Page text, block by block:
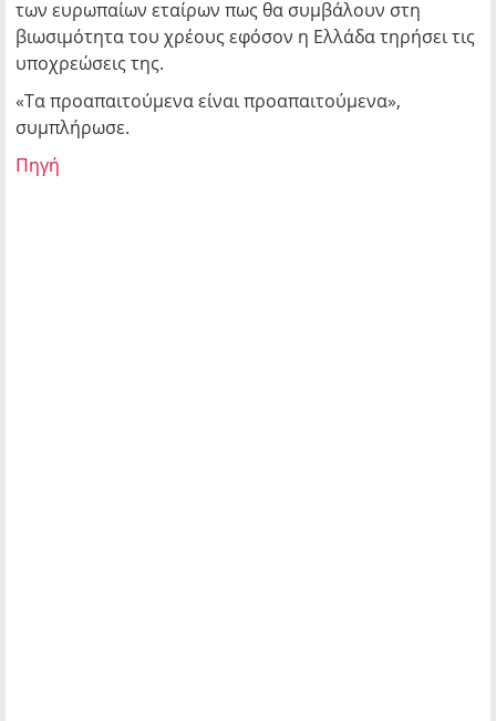
των ευρωπαίων εταίρων πως θα συμβάλουν στη
βιωσιμότητα του χρέους εφόσον η Ελλάδα τηρήσει τις
υποχρεώσεις της.
«Τα προαπαιτούμενα είναι προαπαιτούμενα»,
συμπλήρωσε.
Πηγή